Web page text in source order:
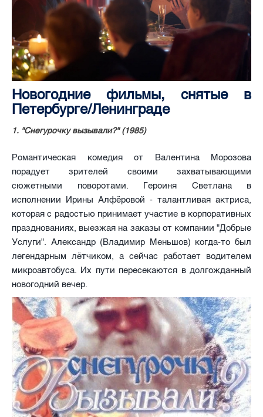
Новогодние фильмы, снятые в
Петербурге/Ленинграде
1. "Снегурочку вызывали?" (1985)
Романтическая комедия от Валентина Морозова
порадует зрителей своими захватывающими
сюжетными поворотами. Героиня Светлана в
исполнении Ирины Алфёровой - талантливая актриса,
которая с радостью принимает участие в корпоративных
празднованиях, выезжая на заказы от компании "Добрые
Услуги". Александр (Владимир Меньшов) когда-то был
легендарным лётчиком, а сейчас работает водителем
микроавтобуса. Их пути пересекаются в долгожданный
новогодний вечер.